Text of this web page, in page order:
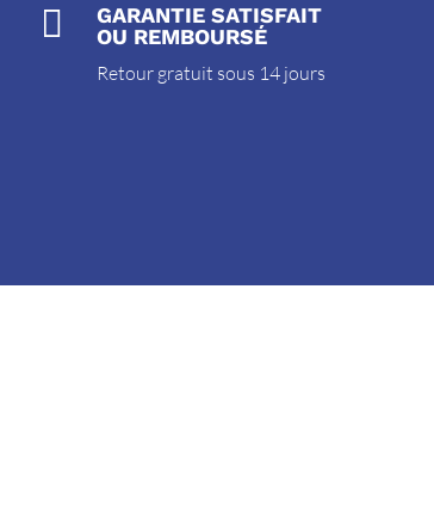

GARANTIE SATISFAIT
OU REMBOURSÉ
Retour gratuit sous 14 jours